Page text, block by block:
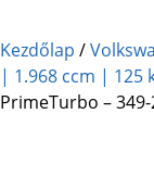
Kezdőlap /
| 1.968 ccm | 125
PrimeTurbo –